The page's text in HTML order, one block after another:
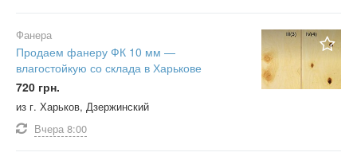
Фанера
Продаем фанеру ФК 10 мм —
влагостойкую со склада в Харькове
720 грн.
из г. Харьков, Дзержинский
Вчера 8:00